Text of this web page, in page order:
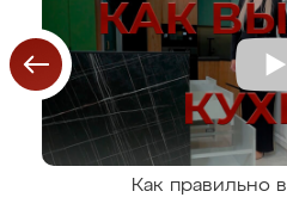
Как правильно